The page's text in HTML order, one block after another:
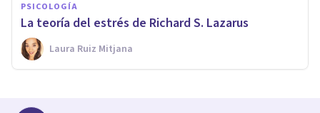
PSICOLOGÍA
La teoría del estrés de Richard S. Lazarus
Laura Ruiz Mitjana